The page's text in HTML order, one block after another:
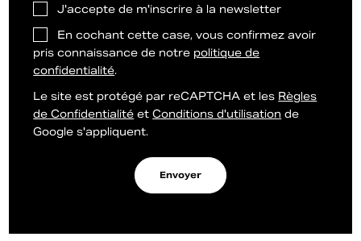
J'accepte de m'inscrire à la newsletter
En cochant cette case, vous confirmez avoir
pris connaissance de notre politique de
confidentialité.
Le site est protégé par reCAPTCHA et les Règles
de Confidentialité etConditions d'utilisation de
Google s'appliquent.
Envoyer